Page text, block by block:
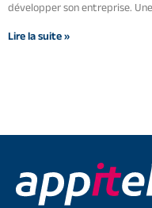
développer son entreprise. Une
Lire la suite »